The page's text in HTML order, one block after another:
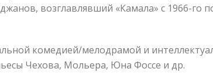
возглавлявший «Камала» с 1966-го
комедией/мелодрамой и
Чехова, Мольера, Юна Фоссе и др.